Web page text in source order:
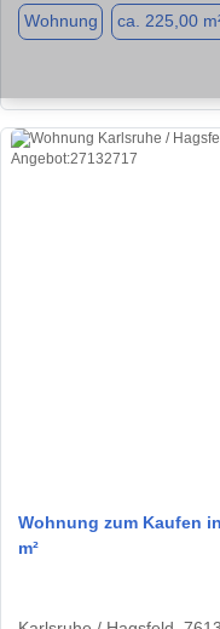
Wohnung ca. 225,00
Wohnung zum Kaufen
m²